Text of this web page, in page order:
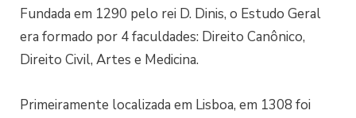
Fundada em 1290 pelo rei D. Dinis, o Estudo Geral
era formado por 4 faculdades: Direito Canônico,
Direito Civil, Artes e Medicina.
Primeiramente localizada em Lisboa, em 1308 foi